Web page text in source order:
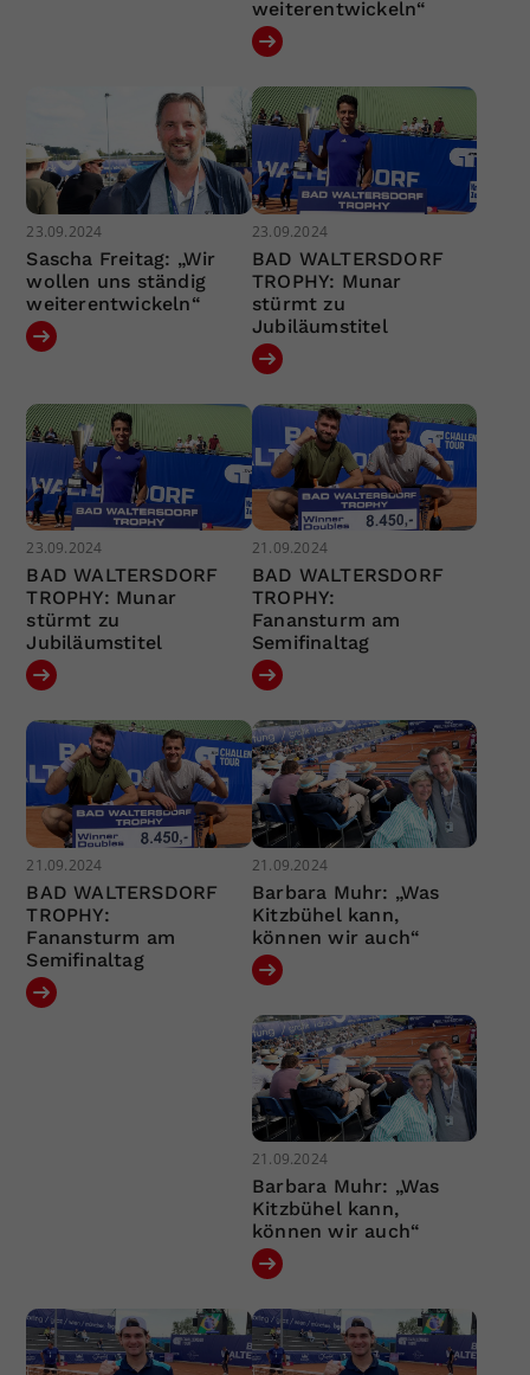
weiterentwickeln“
23.09.2024
Sascha Freitag: „Wir
wollen uns ständig
weiterentwickeln“
23.09.2024
BAD WALTERSDORF
TROPHY: Munar
stürmt zu
Jubiläumstitel
23.09.2024
BAD WALTERSDORF
TROPHY: Munar
stürmt zu
Jubiläumstitel
21.09.2024
BAD WALTERSDORF
TROPHY:
Fanansturm am
Semifinaltag
21.09.2024
BAD WALTERSDORF
TROPHY:
Fanansturm am
Semifinaltag
21.09.2024
Barbara Muhr: „Was
Kitzbühel kann,
können wir auch“
21.09.2024
Barbara Muhr: „Was
Kitzbühel kann,
können wir auch“